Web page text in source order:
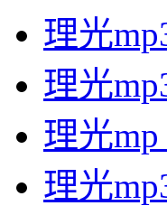
理光
理光
理光
理光